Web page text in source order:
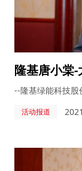
隆基唐小棠
--隆基绿能科技股
活动报道